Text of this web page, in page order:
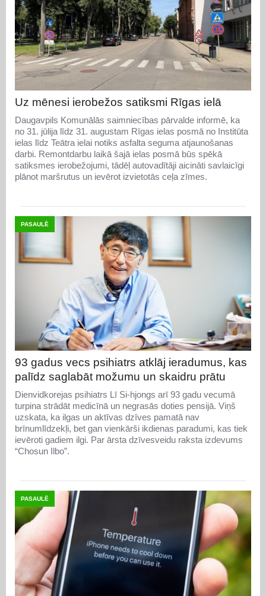
Uz mēnesi ierobežos satiksmi Rīgas ielā
Daugavpils Komunālās saimniecības pārvalde informē, ka
no 31. jūlija līdz 31. augustam Rīgas ielas posmā no Institūta
ielas līdz Teātra ielai notiks asfalta seguma atjaunošanas
darbi. Remontdarbu laikā šajā ielas posmā būs spēkā
satiksmes ierobežojumi, tādēļ autovadītāji aicināti savlaicīgi
plānot maršrutus un ievērot izvietotās ceļa zīmes.
PASAULĒ
93 gadus vecs psihiatrs atklāj ieradumus, kas
palīdz saglabāt možumu un skaidru prātu
Dienvidkorejas psihiatrs Lī Si-hjongs arī 93 gadu vecumā
turpina strādāt medicīnā un negrasās doties pensijā. Viņš
uzskata, ka ilgas un aktīvas dzīves pamatā nav
brīnumlīdzekļi, bet gan vienkārši ikdienas paradumi, kas tiek
ievēroti gadiem ilgi. Par ārsta dzīvesveidu raksta izdevums
“Chosun Ilbo”.
PASAULĒ